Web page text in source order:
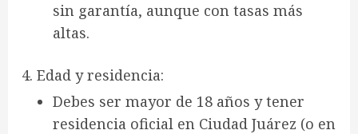
sin garantía, aunque con tasas más
altas.
Edad y residencia:
Debes ser mayor de 18 años y tener
residencia oficial en Ciudad Juárez (o en